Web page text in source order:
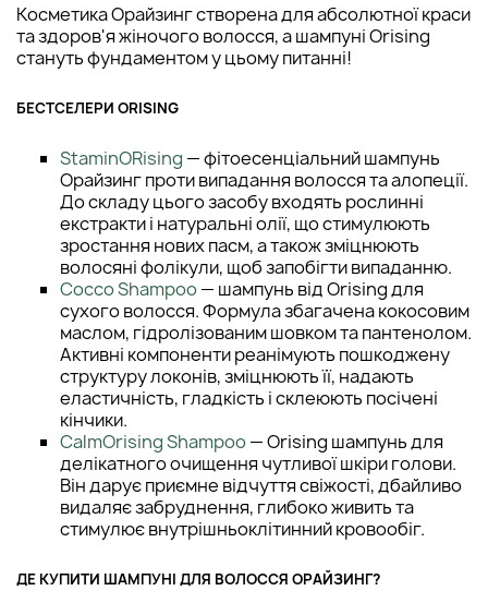
Косметика Орайзинг створена для абсолютної краси
та здоров'я жіночого волосся, а шампуні Orising
стануть фундаментом у цьому питанні!
БЕСТСЕЛЕРИ ORISING
StaminORising — фітоесенціальний шампунь
Орайзинг проти випадання волосся та алопеції.
До складу цього засобу входять рослинні
екстракти і натуральні олії, що стимулюють
зростання нових пасм, а також зміцнюють
волосяні фолікули, щоб запобігти випаданню.
Cocco Shampoo— шампунь від Orising для
сухого волосся. Формула збагачена кокосовим
маслом, гідролізованим шовком та пантенолом.
Активні компоненти реанімують пошкоджену
структуру локонів, зміцнюють її, надають
еластичність, гладкість і склеюють посічені
кінчики.
CalmOrising Shampoo— Orising шампунь для
делікатного очищення чутливої ​​шкіри голови.
Він дарує приємне відчуття свіжості, дбайливо
видаляє забруднення, глибоко живить та
стимулює внутрішньоклітинний кровообіг.
ДЕ КУПИТИ ШАМПУНІ ДЛЯ ВОЛОССЯ ОРАЙЗИНГ?